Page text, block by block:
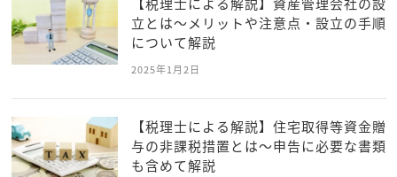
立とは～メリットや注意点・設立の手順
について解説
2025年1月2日
【税理士による解説】住宅取得等資金贈
与の非課税措置とは～申告に必要な書類
も含めて解説